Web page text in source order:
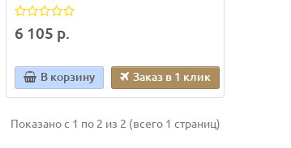
6 105 р.
В корзину Заказ в 1 клик
Показано с 1 по 2 из 2 (всего 1 страниц)